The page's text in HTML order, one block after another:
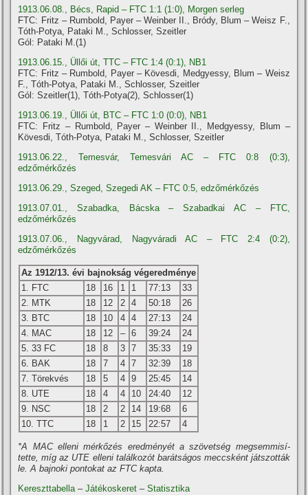
1913.06.08., Bécs, Rapid – FTC 1:1 (1:0), Morgen serleg
FTC: Fritz – Rumbold, Payer – Weinber II., Bródy, Blum – Weisz F.,
Tóth-Potya, Pataki M., Schlosser, Szeitler
Gól: Pataki M.(1)
1913.06.15., Üllői út, TTC – FTC 1:4 (0:1), NB1
FTC: Fritz – Rumbold, Payer – Kövesdi, Medgyessy, Blum – Weisz
F., Tóth-Potya, Pataki M., Schlosser, Szeitler
Gól: Szeitler(1), Tóth-Potya(2), Schlosser(1)
1913.06.19., Üllői út, BTC – FTC 1:0 (0:0), NB1
FTC: Fritz – Rumbold, Payer – Weinber II., Medgyessy, Blum –
Kövesdi, Tóth-Potya, Pataki M., Schlosser, Szeitler
1913.06.22., Temesvár, Temesvári AC – FTC 0:8 (0:3),
edzőmérkőzés
1913.06.29., Szeged, Szegedi AK – FTC 0:5, edzőmérkőzés
1913.07.01., Szabadka, Bácska – Szabadkai AC – FTC,
edzőmérkőzés
1913.07.06., Nagyvárad, Nagyváradi AC – FTC 2:4 (0:2),
edzőmérkőzés
Az 1912/13. évi bajnokság végeredménye
1. FTC
18 16 1 1 77:13
33
2. MTK
18 12 2 4 50:18
26
3. BTC
18 10 4 4 27:13
24
4. MAC
18 12 – 6 39:24
24
5. 33 FC
18 8 3 7 35:33
19
6. BAK
18 7 4 7 32:39
18
7. Törekvés
18 5 4 9 25:45
14
8. UTE
18 4 4 10 24:40
12
9. NSC
18 2 2 14 19:68
6
10. TTC
18 1 2 15 22:57 4
*A MAC elleni mérkőzés eredményét a szövetség megsemmisí­
tette, mí­g az UTE elleni találkozót barátságos meccsként játszották
le. A bajnoki pontokat az FTC kapta.
Kereszttabella–Játékoskeret –Statisztika